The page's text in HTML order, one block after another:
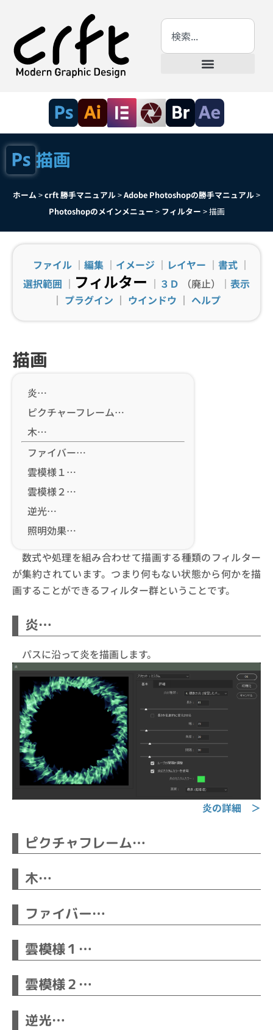
描画
ホーム >crft 勝手マニュアル>Adobe Photoshopの勝手マニュアル>
Photoshopのメインメニュー > フィルター >描画
ファイル ｜ 編集 ｜ イメージ ｜ レイヤー ｜ 書式 ｜
選択範囲 ｜ フィルター ｜ ３Ｄ （廃止）｜ 表示
｜ プラグイン ｜ ウインドウ ｜ ヘルプ
描画
炎…
ピクチャーフレーム…
木…
ファイバー…
雲模様１…
雲模様２…
逆光…
照明効果…
数式や処理を組み合わせて描画する種類のフィルター
が集約されています。つまり何もない状態から何かを描
画することができるフィルター群ということです。
炎…
パスに沿って炎を描画します。
炎の詳細 ＞
ピクチャフレーム…
木…
ファイバー…
雲模様１…
雲模様２…
逆光…